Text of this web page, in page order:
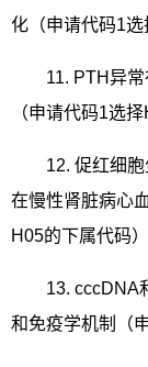
化（申请代码1选
11. PTH异常
（申请代码1选择
12. 促红细
在慢性肾脏病心
H05的下属代码）
13. cccDNA
和免疫学机制（